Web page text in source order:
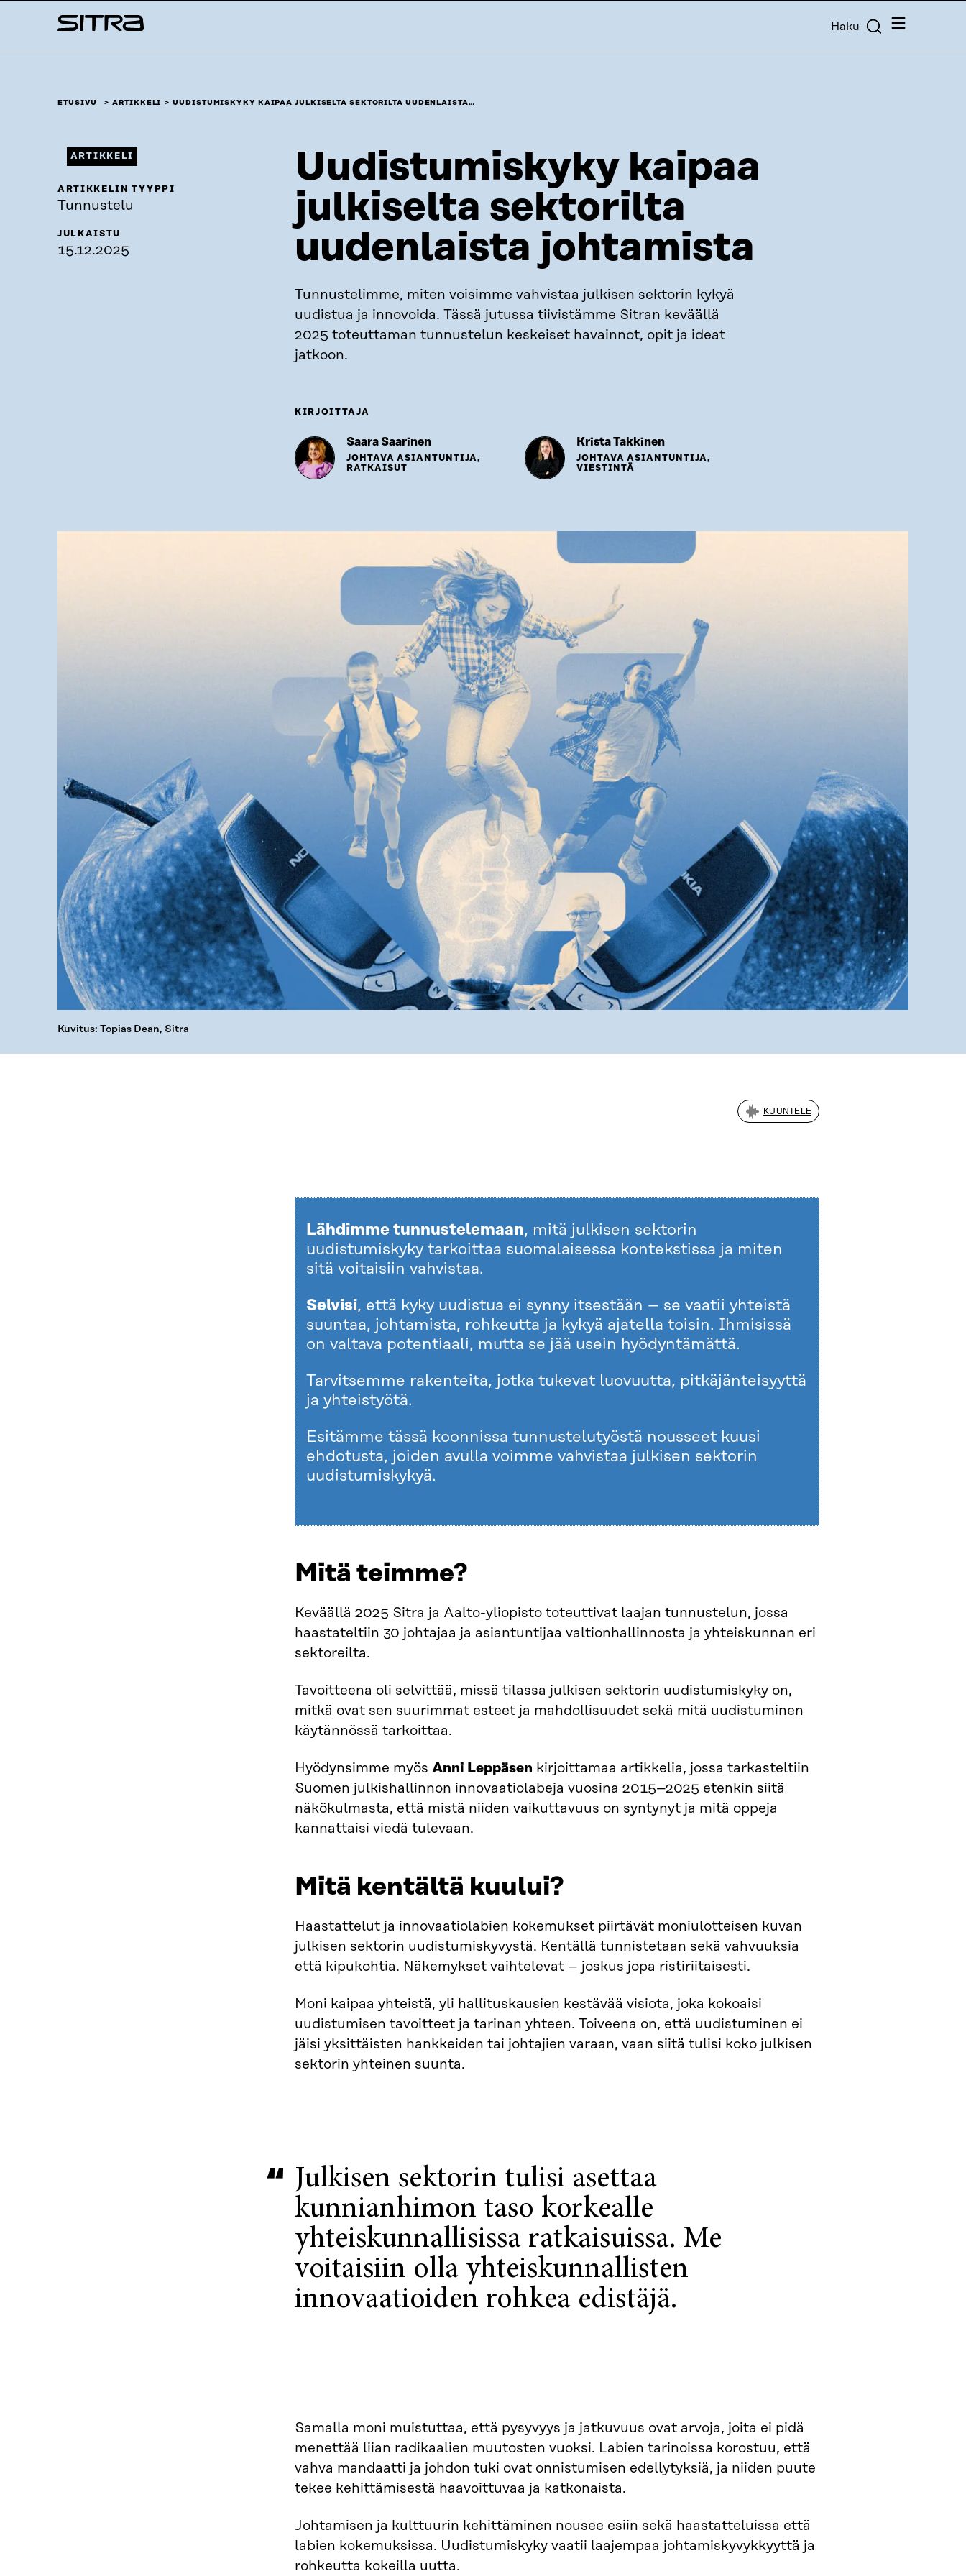
sisältöön
Sitra Haku Valikko
ETUSIVU ARTIKKELI UUDISTUMISKYKY KAIPAA JULKISELTA SEKTORILTA UUDENLAISTA…
Uudistumiskyky kaipaa
julkiselta sektorilta
uudenlaista johtamista
Tunnustelimme, miten voisimme vahvistaa julkisen sektorin kykyä
uudistua ja innovoida. Tässä jutussa tiivistämme Sitran keväällä
2025 toteuttaman tunnustelun keskeiset havainnot, opit ja ideat
jatkoon.
KIRJOITTAJA
Saara Saarinen
JOHTAVA ASIANTUNTIJA,
RATKAISUT
Krista Takkinen
JOHTAVA ASIANTUNTIJA,
VIESTINTÄ
ARTIKKELI
ARTIKKELIN TYYPPI
Tunnustelu
JULKAISTU
15.12.2025
Kuvitus: Topias Dean, Sitra
KUUNTELE
Lähdimme tunnustelemaan, mitä julkisen sektorin
uudistumiskyky tarkoittaa suomalaisessa kontekstissa ja miten
sitä voitaisiin vahvistaa.
Selvisi, että kyky uudistua ei synny itsestään – se vaatii yhteistä
suuntaa, johtamista, rohkeutta ja kykyä ajatella toisin. Ihmisissä
on valtava potentiaali, mutta se jää usein hyödyntämättä.
Tarvitsemme rakenteita, jotka tukevat luovuutta, pitkäjänteisyyttä
ja yhteistyötä.
Esitämme tässä koonnissa tunnustelutyöstä nousseet kuusi
ehdotusta, joiden avulla voimme vahvistaa julkisen sektorin
uudistumiskykyä.
Mitä teimme?
Keväällä 2025 Sitra ja Aalto-yliopisto toteuttivat laajan tunnustelun, jossa
haastateltiin 30 johtajaa ja asiantuntijaa valtionhallinnosta ja yhteiskunnan eri
sektoreilta.
Tavoitteena oli selvittää, missä tilassa julkisen sektorin uudistumiskyky on,
mitkä ovat sen suurimmat esteet ja mahdollisuudet sekä mitä uudistuminen
käytännössä tarkoittaa.
Hyödynsimme myös Anni Leppäsen kirjoittamaa artikkelia, jossa tarkasteltiin
Suomen julkishallinnon innovaatiolabeja vuosina 2015–2025 etenkin siitä
näkökulmasta, että mistä niiden vaikuttavuus on syntynyt ja mitä oppeja
kannattaisi viedä tulevaan.
Mitä kentältä kuului?
Haastattelut ja innovaatiolabien kokemukset piirtävät moniulotteisen kuvan
julkisen sektorin uudistumiskyvystä. Kentällä tunnistetaan sekä vahvuuksia
että kipukohtia. Näkemykset vaihtelevat – joskus jopa ristiriitaisesti.
Moni kaipaa yhteistä, yli hallituskausien kestävää visiota, joka kokoaisi
uudistumisen tavoitteet ja tarinan yhteen. Toiveena on, että uudistuminen ei
jäisi yksittäisten hankkeiden tai johtajien varaan, vaan siitä tulisi koko julkisen
sektorin yhteinen suunta.
Julkisen sektorin tulisi asettaa
kunnianhimon taso korkealle
yhteiskunnallisissa ratkaisuissa. Me
voitaisiin olla yhteiskunnallisten
innovaatioiden rohkea edistäjä.
Samalla moni muistuttaa, että pysyvyys ja jatkuvuus ovat arvoja, joita ei pidä
menettää liian radikaalien muutosten vuoksi. Labien tarinoissa korostuu, että
vahva mandaatti ja johdon tuki ovat onnistumisen edellytyksiä, ja niiden puute
tekee kehittämisestä haavoittuvaa ja katkonaista.
Johtamisen ja kulttuurin kehittäminen nousee esiin sekä haastatteluissa että
labien kokemuksissa. Uudistumiskyky vaatii laajempaa johtamiskyvykkyyttä ja
rohkeutta kokeilla uutta.